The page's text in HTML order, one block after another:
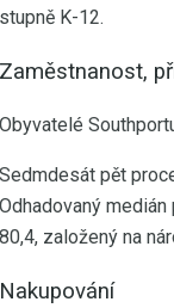
stupně K-12.
Zaměstnanost,
Obyvatelé
Sedmdesát pět
Odhadovaný
80,4, založený na
Nakupování